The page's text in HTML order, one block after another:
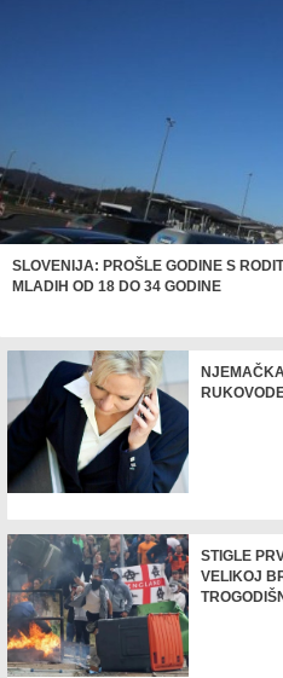
SLOVENIJA: PROŠLE GODINE S
MLADIH OD 18 DO 34 GODINE
STIGLE
VELIKOJ